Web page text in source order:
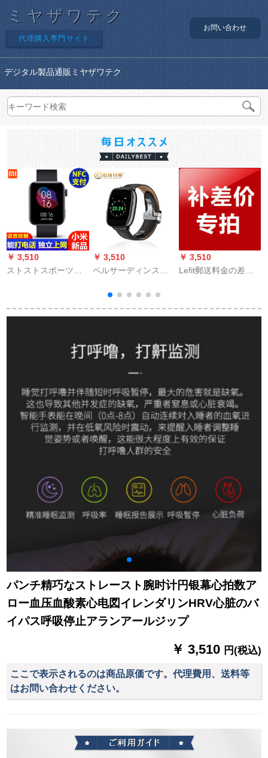
ミヤザワテク
代理購入専門サイト
お問い合わせ
デジタル製品通販ミヤザワテク
￥ 3,510
ストストスポーツ腕
眠防水NFC basの支
ングリングリングリ
標準版-典雅黒
￥ 3,510
ベルサーディンスト
れています。血糖値
を測定する家庭用モ
腕時計ブライクで
￥ 3,510
Lefit郵送料金の差額
パンチ精巧なストレースト腕时计円银幕心拍数ア
ロー血压血酸素心电図イレンダリンHRV心脏のバ
イパス呼吸停止アランアールジップ
￥ 3,510 円(税込)
ここで表示されるのは商品原価です。代理費用、送料等
はお問い合わせください。